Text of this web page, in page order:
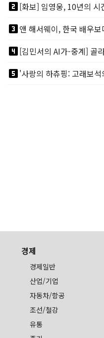
looks_two[화보] 임영웅, 10년의 시
looks_3앤 해서웨이, 한국 배우
looks_4
looks_5'사랑의 하츄핑: 고래보
경제
경제일반
산업/기업
자동차/항공
조선/철강
유통